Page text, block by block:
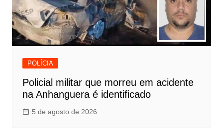
POLÍCIA
Policial militar que morreu em acidente
na Anhanguera é identificado
5 de agosto de 2026